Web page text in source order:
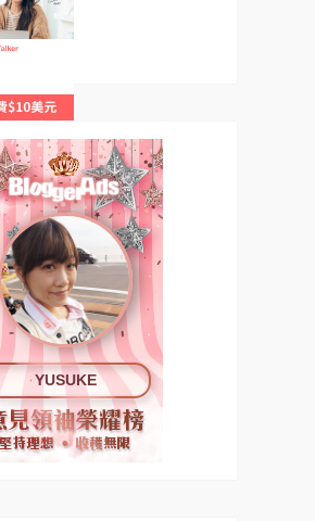
YUSUKE